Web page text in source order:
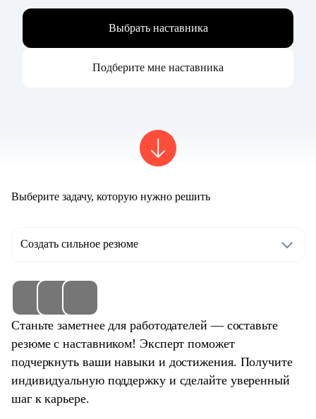
Выбрать наставника
Подберите мне наставника
Выберите задачу, которую нужно решить
Создать сильное резюме
Станьте заметнее для работодателей — составьте
резюме с наставником! Эксперт поможет
подчеркнуть ваши навыки и достижения. Получите
индивидуальную поддержку и сделайте уверенный
шаг к карьере.